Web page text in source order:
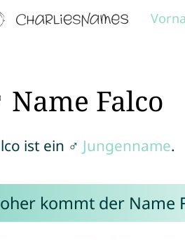
Name Falco
ist ein ♂ Jungenname.
kommt der Name